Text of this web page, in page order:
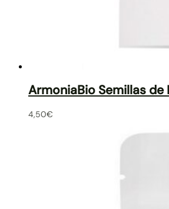
ArmoniaBio Semillas de
4,50€